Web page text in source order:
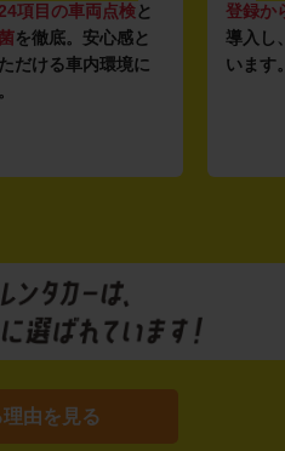
項目の車両点検と
を徹底。安心感と
だける車内環境に
登録か
導入し
います
由を見る